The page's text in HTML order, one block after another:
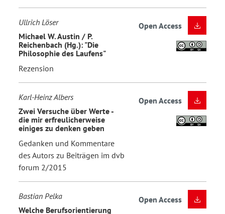
Ullrich Löser
Michael W. Austin / P.
Reichenbach (Hg.): "Die
Philosophie des Laufens"
Rezension
Open Access
Karl-Heinz Albers
Zwei Versuche über Werte -
die mir erfreulicherweise
einiges zu denken geben
Gedanken und Kommentare
des Autors zu Beiträgen im dvb
forum 2/2015
Open Access
Bastian Pelka
Welche Berufsorientierung
Open Access